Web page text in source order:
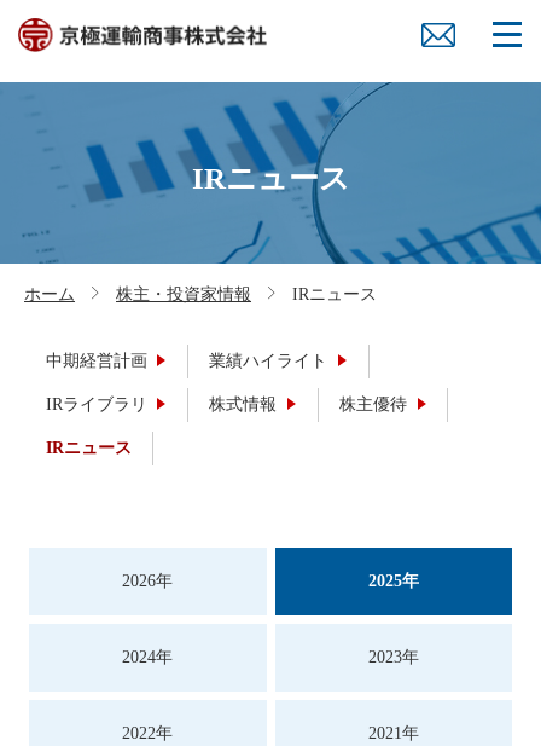
IRニュース
ホーム 株主・投資家情報 IRニュース
中期経営計画 業績ハイライト
IRライブラリ 株式情報 株主優待
IRニュース
2026年 2025年
2024年 2023年
2022年 2021年